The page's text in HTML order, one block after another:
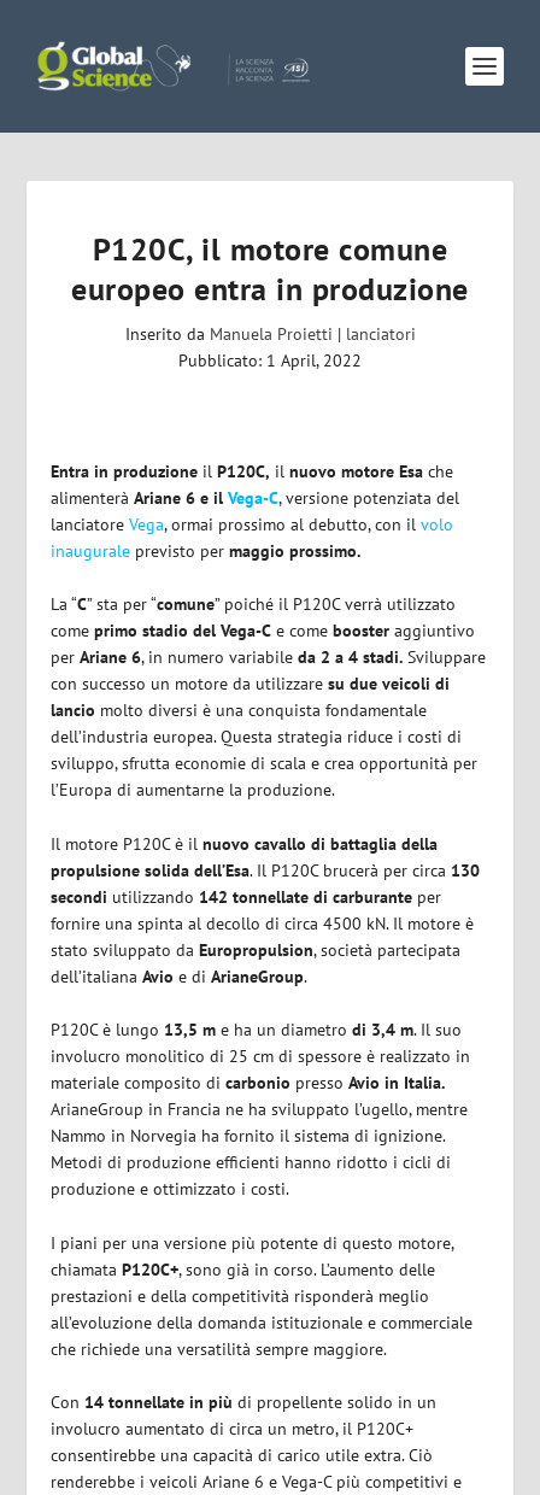
P120C, il motore comune
europeo entra in produzione
Inserito da Manuela Proietti | lanciatori
Pubblicato: 1 April, 2022
Entra in produzione ilP120C, ilnuovo motore Esa che
alimenteràAriane 6 e ilVega-C, versione potenziata del
lanciatoreVega, ormai prossimo al debutto, con ilvolo
inaugurale previsto permaggio prossimo.
La “C” sta per “comune” poiché il P120C verrà utilizzato
comeprimo stadio del Vega-C e comebooster aggiuntivo
perAriane 6, in numero variabileda 2 a 4 stadi. Sviluppare
con successo un motore da utilizzaresu due veicoli di
lancio molto diversi è una conquista fondamentale
dell’industria europea. Questa strategia riduce i costi di
sviluppo, sfrutta economie di scala e crea opportunità per
l’Europa di aumentarne la produzione.
Il motore P120C è ilnuovo cavallo di battaglia della
propulsione solida dell’Esa. Il P120C brucerà per circa 130
secondi utilizzando 142 tonnellate di carburante per
fornire una spinta al decollo di circa 4500 kN. Il motore è
stato sviluppato daEuropropulsion, società partecipata
dell’italianaAvio e diArianeGroup.
P120C è lungo 13,5 m e ha un diametrodi 3,4 m. Il suo
involucro monolitico di 25 cm di spessore è realizzato in
materiale composito dicarbonio pressoAvio in Italia.
ArianeGroup in Francia ne ha sviluppato l’ugello, mentre
Nammo in Norvegia ha fornito il sistema di ignizione.
Metodi di produzione efficienti hanno ridotto i cicli di
produzione e ottimizzato i costi.
I piani per una versione più potente di questo motore,
chiamataP120C+, sono già in corso. L’aumento delle
prestazioni e della competitività risponderà meglio
all’evoluzione della domanda istituzionale e commerciale
che richiede una versatilità sempre maggiore.
Con 14 tonnellate in più di propellente solido in un
involucro aumentato di circa un metro, il P120C+
consentirebbe una capacità di carico utile extra. Ciò
renderebbe i veicoli Ariane 6 e Vega-C più competitivi e